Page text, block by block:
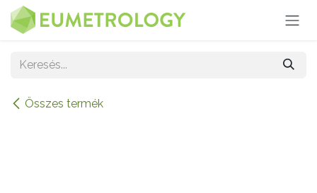
Kihagyás és továbblépés a tartalomhoz
Összes termék